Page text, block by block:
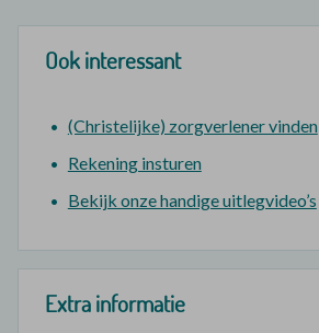
Ook interessant
(Christelijke) zorgverlener vinden
Rekening insturen
Bekijk onze handige uitlegvideo’s
Extra informatie